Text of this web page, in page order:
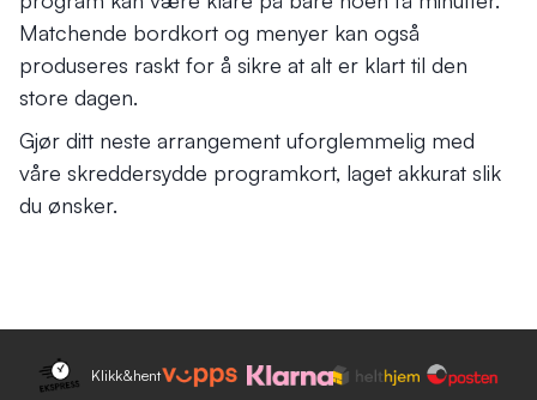
Matchende bordkort og menyer kan også
produseres raskt for å sikre at alt er klart til den
store dagen.
Gjør ditt neste arrangement uforglemmelig med
våre skreddersydde programkort, laget akkurat slik
du ønsker.
Klikk&hent